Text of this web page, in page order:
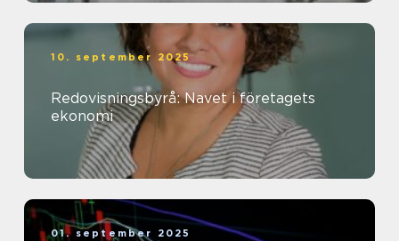
10. september 2025
Redovisningsbyrå: Navet i företagets
ekonomi
01. september 2025